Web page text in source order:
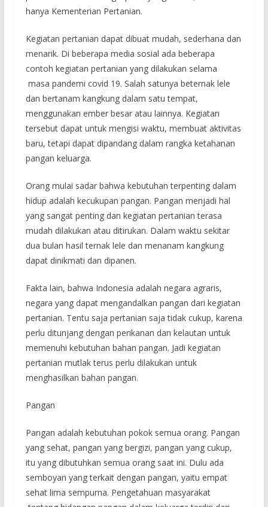
hanya Kementerian Pertanian.
Kegiatan pertanian dapat dibuat mudah, sederhana dan
menarik. Di beberapa media sosial ada beberapa
contoh kegiatan pertanian yang dilakukan selama
masa pandemi covid 19. Salah satunya beternak lele
dan bertanam kangkung dalam satu tempat,
menggunakan ember besar atau lainnya. Kegiatan
tersebut dapat untuk mengisi waktu, membuat aktivitas
baru, tetapi dapat dipandang dalam rangka ketahanan
pangan keluarga.
Orang mulai sadar bahwa kebutuhan terpenting dalam
hidup adalah kecukupan pangan. Pangan menjadi hal
yang sangat penting dan kegiatan pertanian terasa
mudah dilakukan atau ditirukan. Dalam waktu sekitar
dua bulan hasil ternak lele dan menanam kangkung
dapat dinikmati dan dipanen.
Fakta lain, bahwa Indonesia adalah negara agraris,
negara yang dapat mengandalkan pangan dari kegiatan
pertanian. Tentu saja pertanian saja tidak cukup, karena
perlu ditunjang dengan perikanan dan kelautan untuk
memenuhi kebutuhan bahan pangan. Jadi kegiatan
pertanian mutlak terus perlu dilakukan untuk
menghasilkan bahan pangan.
Pangan
Pangan adalah kebutuhan pokok semua orang. Pangan
yang sehat, pangan yang bergizi, pangan yang cukup,
itu yang dibutuhkan semua orang saat ini. Dulu ada
semboyan yang terkait dengan pangan, yaitu empat
sehat lima sempurna. Pengetahuan masyarakat